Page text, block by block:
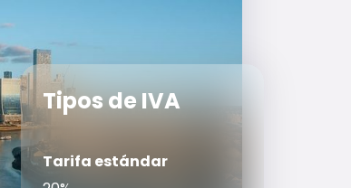
Tipos de IVA
Tarifa estándar